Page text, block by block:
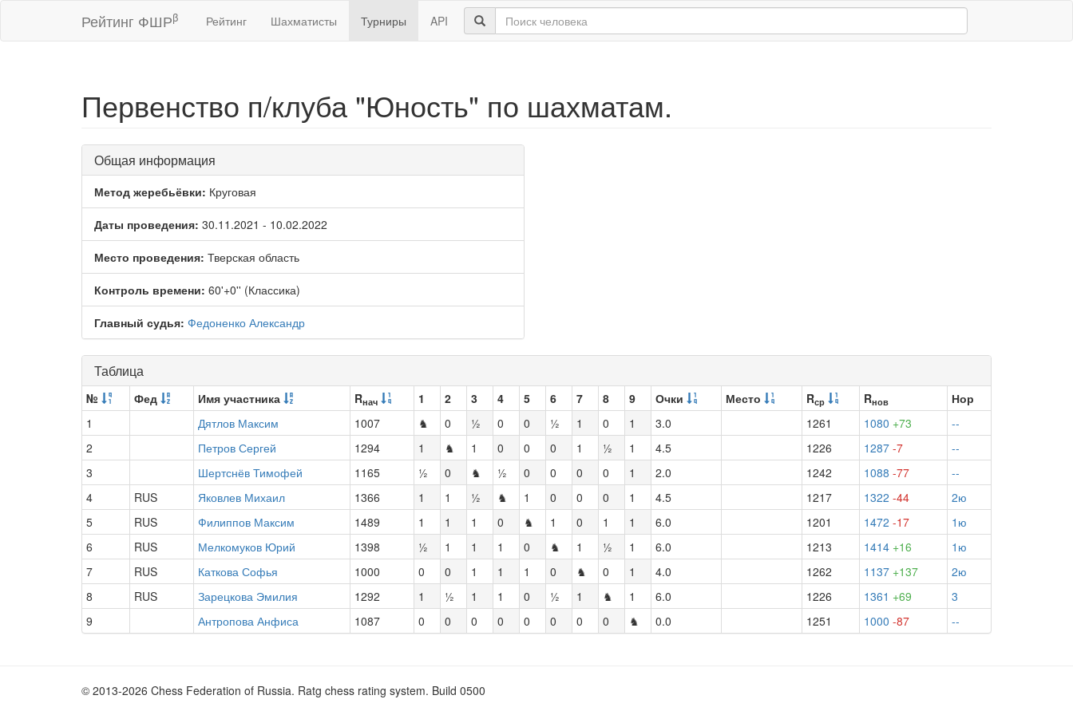
Рейтинг ФШРβ Рейтинг Шахматисты Турниры API
Первенство п/клуба "Юность" по шахматам.
Общая информация
Метод жеребьёвки: Круговая
Даты проведения: 30.11.2021 - 10.02.2022
Место проведения: Тверская область
Контроль времени: 60'+0'' (Классика)
Главный судья: Федоненко Александр
Таблица
№ Фед Имя участника Rнач 1 2 3 4 5 6 7 8 9 Очки Место Rср Rнов
Нор
1
Дятлов Максим 1007 ♞ 0 ½ 0 0 ½ 1 0 1 3.0 1261 1080 +73
--
2
Петров Сергей 1294 1 ♞ 1 0 0 0 1 ½ 1 4.5 1226 1287 -7
--
3
Шертснёв Тимофей 1165 ½ 0 ♞ ½ 0 0 0 0 1 2.0 1242 1088 -77
--
4
RUS Яковлев Михаил 1366 1 1 ½ ♞ 1 0 0 0 1 4.5 1217 1322 -44
2ю
5
RUS Филиппов Максим 1489 1 1 1 0 ♞ 1 0 1 1 6.0 1201 1472 -17
1ю
6
RUS Мелкомуков Юрий 1398 ½ 1 1 1 0 ♞ 1 ½ 1 6.0 1213 1414 +16
1ю
7
RUS Каткова Софья 1000 0 0 1 1 1 0 ♞ 0 1 4.0 1262 1137 +137
2ю
8
RUS Зарецкова Эмилия 1292 1 ½ 1 1 0 ½ 1 ♞ 1 6.0 1226 1361 +69
3
9
Антропова Анфиса 1087 0 0 0 0 0 0 0 0 ♞ 0.0 1251 1000 -87 --
© 2013-2026 Chess Federation of Russia. Ratg chess rating system. Build 0500